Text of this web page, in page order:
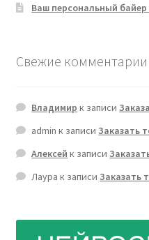
Ваш персональный байер
Свежие комментарии
Владимир к записи
admin к записиЗаказать
Алексей к записи
Лаура к записиЗаказать